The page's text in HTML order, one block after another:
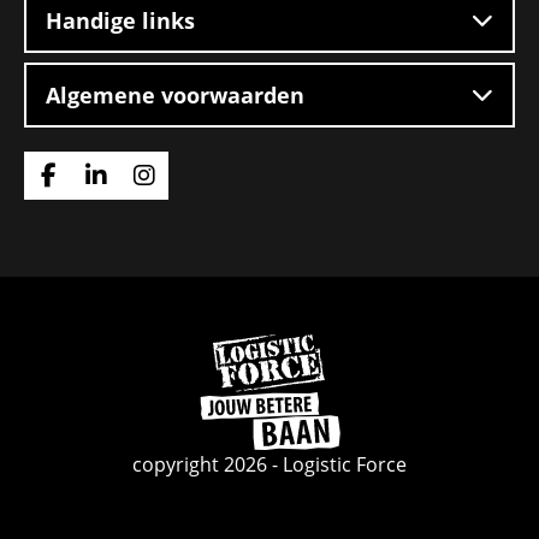
Handige links
Algemene voorwaarden
Ga
Ga
Ga
Ga
naar
de
homepage
copyright 2026 - Logistic Force